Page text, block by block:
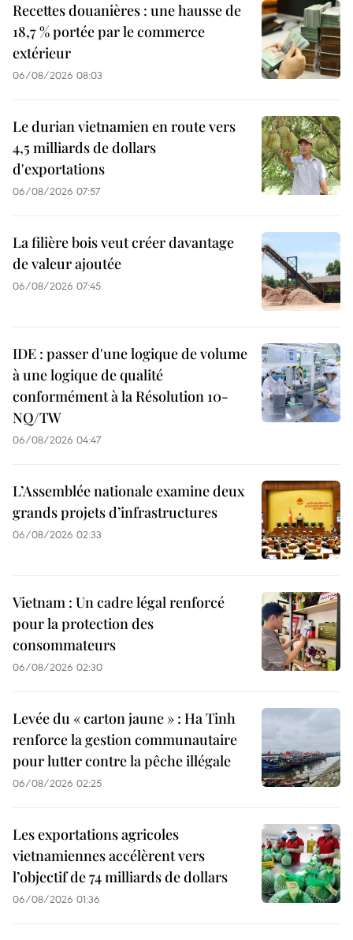
Recettes douanières : une hausse de
18,7 % portée par le commerce
extérieur
06/08/2026 08:03
Le durian vietnamien en route vers
4,5 milliards de dollars
d'exportations
06/08/2026 07:57
La filière bois veut créer davantage
de valeur ajoutée
06/08/2026 07:45
IDE : passer d'une logique de volume
à une logique de qualité
conformément à la Résolution 10-
NQ/TW
06/08/2026 04:47
L’Assemblée nationale examine deux
grands projets d’infrastructures
06/08/2026 02:33
Vietnam : Un cadre légal renforcé
pour la protection des
consommateurs
06/08/2026 02:30
Levée du « carton jaune » : Ha Tinh
renforce la gestion communautaire
pour lutter contre la pêche illégale
06/08/2026 02:25
Les exportations agricoles
vietnamiennes accélèrent vers
l’objectif de 74 milliards de dollars
06/08/2026 01:36